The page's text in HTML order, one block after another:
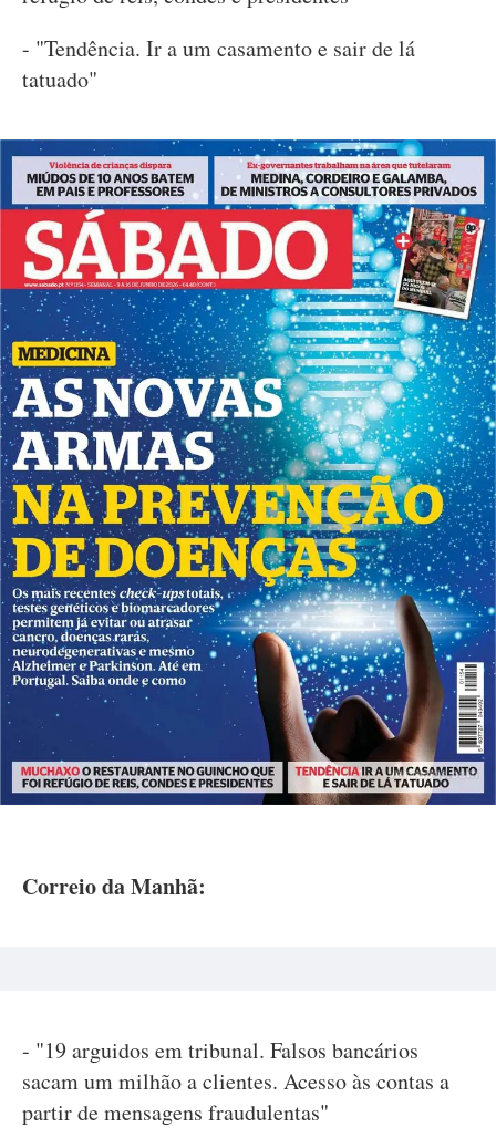
- "Tendência. Ir a um casamento e sair de lá
tatuado"
Correio da Manhã:
- "19 arguidos em tribunal. Falsos bancários
sacam um milhão a clientes. Acesso às contas a
partir de mensagens fraudulentas"